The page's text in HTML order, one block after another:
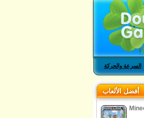
السرعة والحركة
أفضل الألعاب